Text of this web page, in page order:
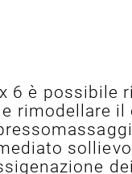
6 è
rimodellare